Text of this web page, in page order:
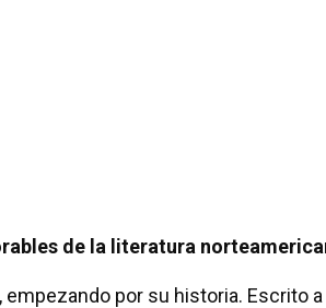
de la literatura
por su historia. Escrito